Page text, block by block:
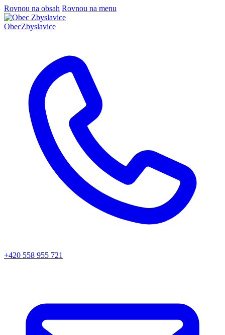
Rovnou na obsah Rovnou na menu
ObecZbyslavice
+420 558 955 721